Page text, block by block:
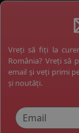
Vreți să fiți la
România? Vreți să
email și veți primi
și noutăți.